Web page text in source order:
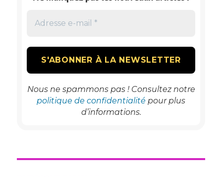
Nous ne spammons pas ! Consultez notre
politique de confidentialité pour plus
d’informations.